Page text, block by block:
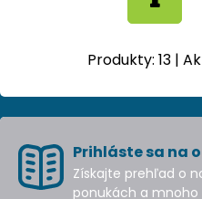
Produkty: 13 |
Prihláste sa na
Získajte prehľad o
ponukách a mnoho